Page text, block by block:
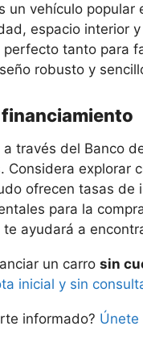
un vehículo
espacio interior
tanto para
robusto y
través del Banco
Considera explorar
ofrecen tasas
para la
ayudará a
un carro sin
inicial y sin
informado? Únete